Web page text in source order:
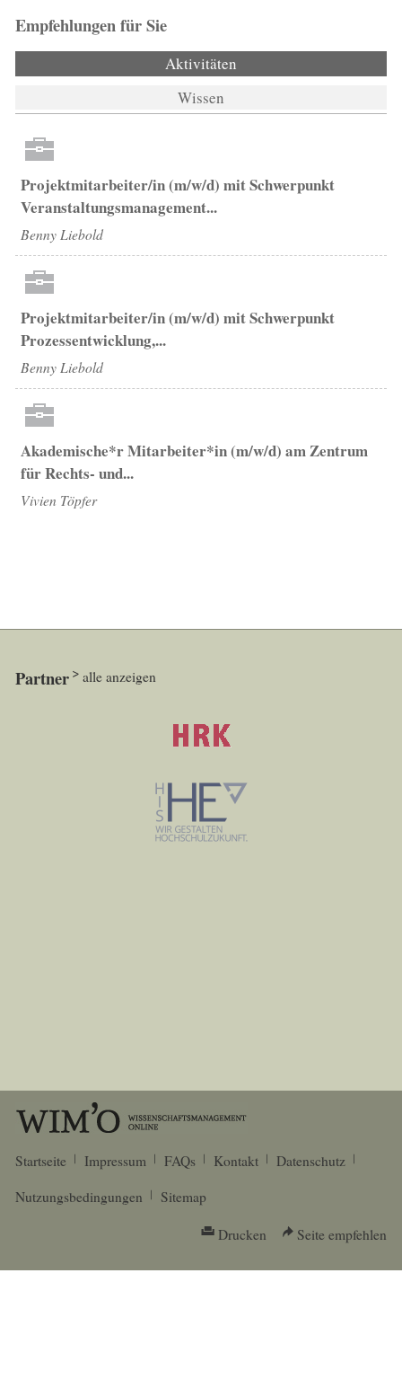
Empfehlungen für Sie
Aktivitäten
Wissen
Projektmitarbeiter/in (m/w/d) mit Schwerpunkt
Veranstaltungsmanagement...
Benny Liebold
Projektmitarbeiter/in (m/w/d) mit Schwerpunkt
Prozessentwicklung,...
Benny Liebold
Akademische*r Mitarbeiter*in (m/w/d) am Zentrum
für Rechts- und...
Vivien Töpfer
Partner alle anzeigen
Startseite Impressum FAQs Kontakt
Datenschutz
Nutzungsbedingungen
Sitemap
Drucken Seite empfehlen